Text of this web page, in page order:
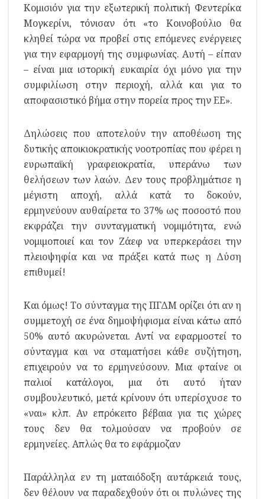
Κομισιόν για την εξωτερική πολιτική Φεντερίκα
Μογκερίνι, τόνισαν ότι «το Κοινοβούλιο θα
κληθεί τώρα να προβεί στις επόμενες ενέργειες
για την εφαρμογή της συμφωνίας. Αυτή – είπαν
– είναι μια ιστορική ευκαιρία όχι μόνο για την
συμφιλίωση στην περιοχή, αλλά και για το
αποφασιστικό βήμα στην πορεία προς την ΕΕ».
Δηλώσεις που αποτελούν την αποθέωση της
δυτικής αποικιοκρατικής νοοτροπίας που φέρει η
ευρωπαϊκή γραφειοκρατία, υπεράνω των
θελήσεων των λαών. Δεν τους προβλημάτισε η
μέγιστη αποχή, αλλά κατά το δοκούν,
ερμηνεύουν αυθαίρετα το 37% ως ποσοστό που
εκφράζει την συνταγματική νομιμότητα, ενώ
νομιμοποιεί και τον Ζάεφ να υπερκεράσει την
πλειοψηφία και να πράξει κατά πως η Δύση
επιθυμεί!
Και όμως! Το σύνταγμα της ΠΓΔΜ ορίζει ότι αν η
συμμετοχή σε ένα δημοψήφισμα είναι κάτω από
50% αυτό ακυρώνεται. Αντί να εφαρμοστεί το
σύνταγμα και να σταματήσει κάθε συζήτηση,
επιχειρούν να το ερμηνεύσουν. Μια φταίνε οι
παλιοί κατάλογοι, μια ότι αυτό ήταν
συμβουλευτικό, μετά κρίνουν ότι υπερίσχυσε το
«ναι» κλπ. Αν επρόκειτο βέβαια για τις χώρες
τους δεν θα τολμούσαν να προβούν σε
ερμηνείες. Απλώς θα το εφάρμοζαν
Παράλληλα εν τη ματαιόδοξη αυτάρκειά τους,
δεν θέλουν να παραδεχθούν ότι οι πυλώνες της